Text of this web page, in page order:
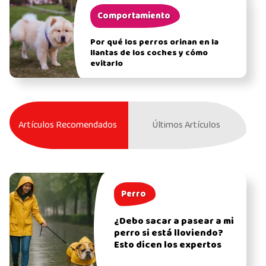
Comportamiento
Por qué los perros orinan en la
llantas de los coches y cómo
evitarlo
Artículos Recomendados Últimos Artículos
Perro
¿Debo sacar a pasear a mi
perro si está lloviendo?
Esto dicen los expertos